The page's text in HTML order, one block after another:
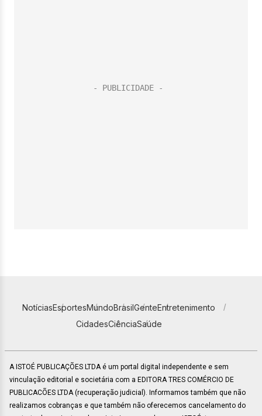
NotíciasEsportesMundoBrasilGenteEntretenimento
CidadesCiênciaSaúde
A ISTOÉ PUBLICAÇÕES LTDA é um portal digital independente e sem
vinculação editorial e societária com a EDITORA TRES COMÉRCIO DE
PUBLICACÕES LTDA (recuperação judicial). Informamos também que não
realizamos cobranças e que também não oferecemos cancelamento do